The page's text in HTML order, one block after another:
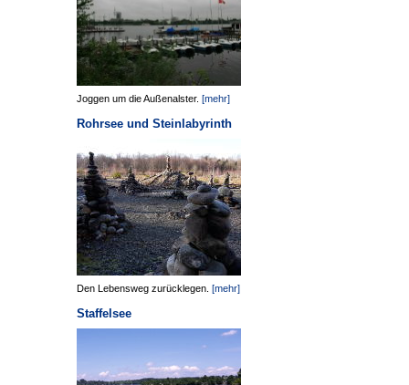
Joggen um die Außenalster. [mehr]
Rohrsee und Steinlabyrinth
Den Lebensweg zurücklegen. [mehr]
Staffelsee